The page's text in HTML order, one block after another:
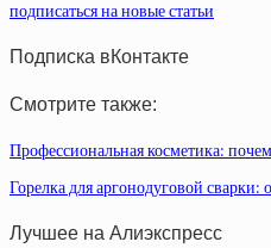
подписаться на новые статьи
Подписка вКонтакте
Смотрите также:
Профессиональная косметика:
Горелка для аргонодуговой
Лучшее на Алиэкспресс